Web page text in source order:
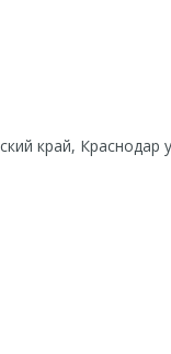
край, Краснодар